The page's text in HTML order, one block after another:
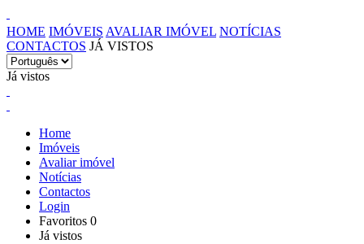
HOME IMÓVEIS AVALIAR IMÓVEL NOTÍCIAS
CONTACTOS JÁ VISTOS
Já vistos
Home
Imóveis
Avaliar imóvel
Notícias
Contactos
Login
Favoritos 0
Já vistos